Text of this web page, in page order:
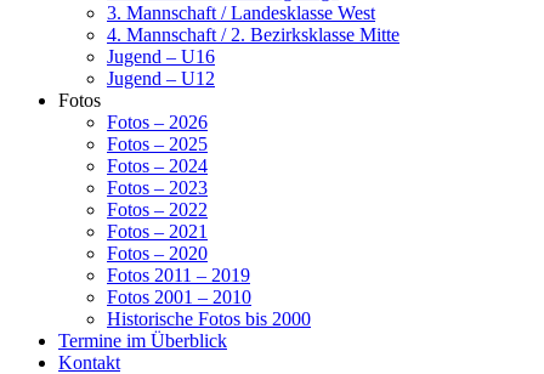
3. Mannschaft / Landesklasse West
4. Mannschaft / 2. Bezirksklasse Mitte
Jugend – U16
Jugend – U12
Fotos
Fotos – 2026
Fotos – 2025
Fotos – 2024
Fotos – 2023
Fotos – 2022
Fotos – 2021
Fotos – 2020
Fotos 2011 – 2019
Fotos 2001 – 2010
Historische Fotos bis 2000
Termine im Überblick
Kontakt